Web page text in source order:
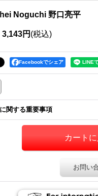
Noguchi 野口亮平
3,143円 (税込)
Facebookでシェア
関する重要事項
お問い